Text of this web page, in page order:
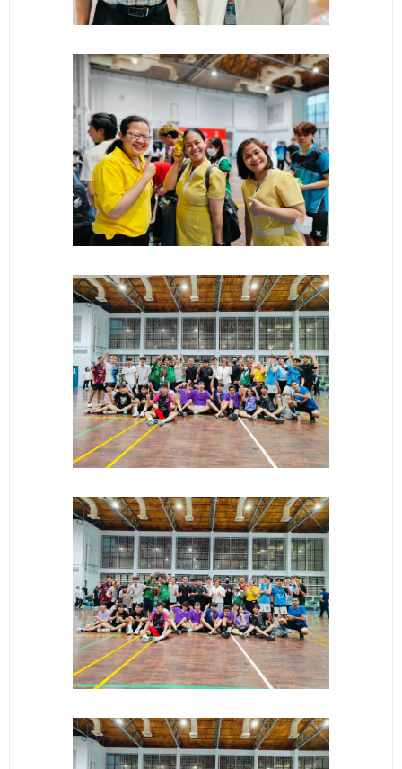
- ศูนย์ปัญญาประดิษฐ์เพื่อการศึกษา
สหกิจศึกษา
- ข่าวประชาสัมพันธ์
- กิจกรรม
- ข่าวประชาสัมพันธ์ภายนอก
- ทุน/สมัครงาน/ศึกษาต่อ
วารสารคณะ
ผลงานคณะ
- ฐานข้อมูลงานวิจัย
- การจัดการความรู้ (KM Scitech)
- โครงการบริหารจัดการพื้นที่ 10 ไร่ ด้านหลังโรงสีข้าว
สวนดุสิต จังหวัดปราจีนบุรี
- โครงการส่งเสริมการปลูกกล้วยเล็บมือนางฯ
- ผลงาน/รางวัล
- SDU Zero Waste
- งานวิจัย/นวัตกรรม
ติดต่อเรา